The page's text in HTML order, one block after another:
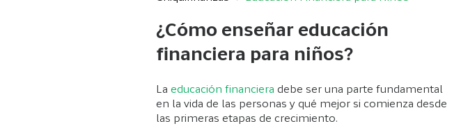
¿Cómo enseñar educación
financiera para niños?
La educación financiera debe ser una parte fundamental
en la vida de las personas y qué mejor si comienza desde
las primeras etapas de crecimiento.